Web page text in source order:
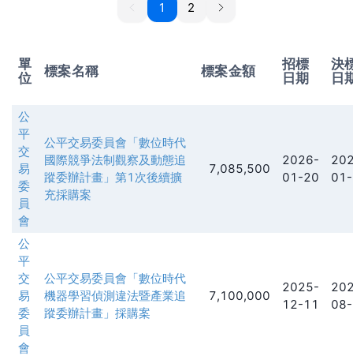
11 2
單
位
標案名稱 標案金額
招標
日期
決
日
公
平
交
易
委
員
會
公平交易委員會「數位時代
國際競爭法制觀察及動態追
蹤委辦計畫」第1次後續擴
充採購案
7,085,500
2026-
01-20
公
平
交
易
委
員
會
公平交易委員會「數位時代
機器學習偵測違法暨產業追
蹤委辦計畫」採購案
7,100,000
2025-
12-11